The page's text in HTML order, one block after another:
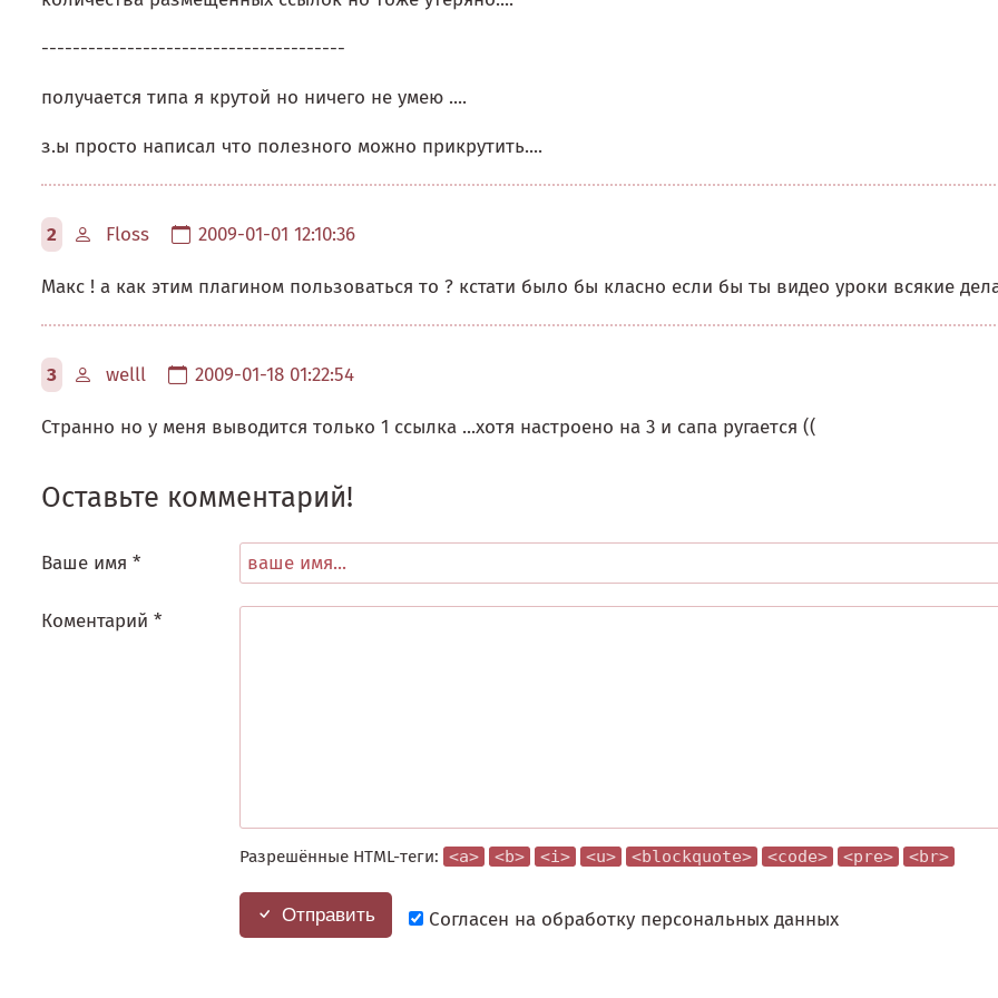
---------------------------------------
получается типа я крутой но ничего не умею ....
з.ы просто написал что полезного можно прикрутить....
2 Floss 2009-01-01 12:10:36
Макс ! а как этим плагином пользоваться то ? кстати было бы класно если бы ты видео уроки всякие
3 welll 2009-01-18 01:22:54
Странно но у меня выводится только 1 ссылка ...хотя настроено на 3 и сапа ругается ((
Оставьте комментарий!
Ваше имя *
Коментарий *
Разрешённые HTML-теги: <a> <b> <i> <u> <blockquote> <code> <pre> <br>
Отправить Согласен на обработку персональных данных